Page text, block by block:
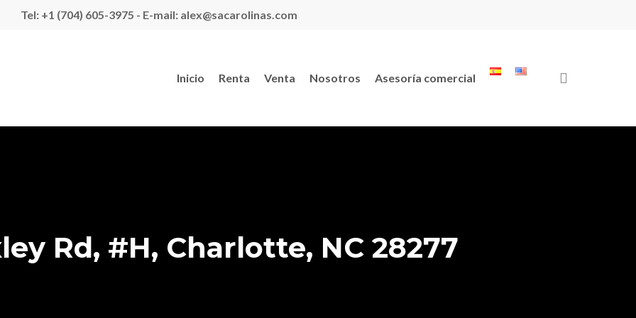
Tel: +1 (704) 605-3975 - E-mail: alex@sacarolinas.com
Inicio Renta Venta Nosotros Asesoría comercial
Rd, #H, Charlotte, NC 28277